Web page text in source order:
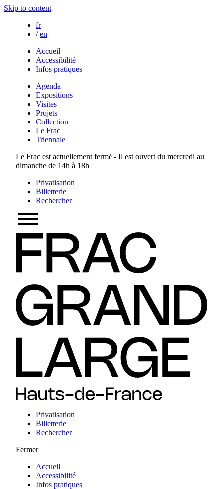
Skip to content
fr
/ en
Accueil
Accessibilité
Infos pratiques
Agenda
Expositions
Visites
Projets
Collection
Le Frac
Triennale
Le Frac est actuellement fermé - Il est ouvert du mercredi au
dimanche de 14h à 18h
Privatisation
Billetterie
Rechercher
Privatisation
Billetterie
Rechercher
Fermer
Accueil
Accessibilité
Infos pratiques